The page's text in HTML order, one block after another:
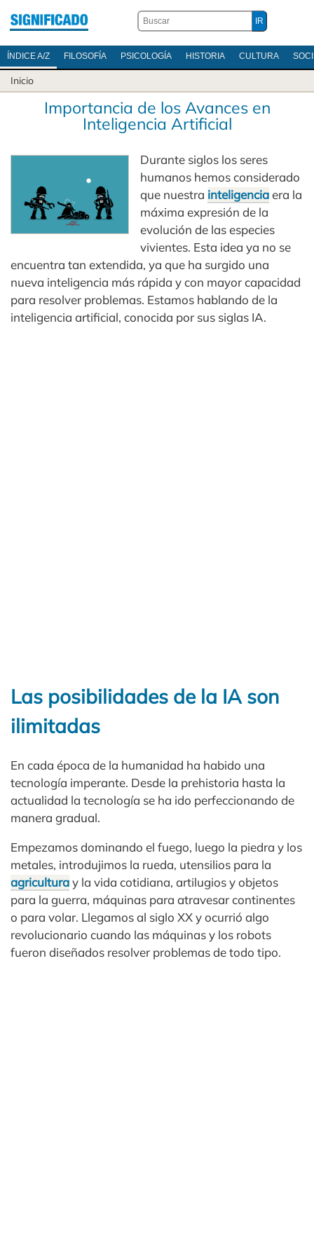
ÍNDICE A/Z FILOSOFÍA PSICOLOGÍA HISTORIA CULTURA
Inicio
Importancia de los Avances en
Inteligencia Artificial
Durante siglos los seres
humanos hemos considerado
que nuestra inteligenciaera la
máxima expresión de la
evolución de las especies
vivientes. Esta idea ya no se
encuentra tan extendida, ya que ha surgido una
nueva inteligencia más rápida y con mayor capacidad
para resolver problemas. Estamos hablando de la
inteligencia artificial, conocida por sus siglas IA.
Las posibilidades de la IA son
ilimitadas
En cada época de la humanidad ha habido una
tecnología imperante. Desde la prehistoria hasta la
actualidad la tecnología se ha ido perfeccionando de
manera gradual.
Empezamos dominando el fuego, luego la piedra y los
metales, introdujimos la rueda, utensilios para la
agriculturay la vida cotidiana, artilugios y objetos
para la guerra, máquinas para atravesar continentes
o para volar. Llegamos al siglo XX y ocurrió algo
revolucionario cuando las máquinas y los robots
fueron diseñados resolver problemas de todo tipo.